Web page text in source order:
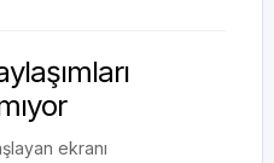
ekranı